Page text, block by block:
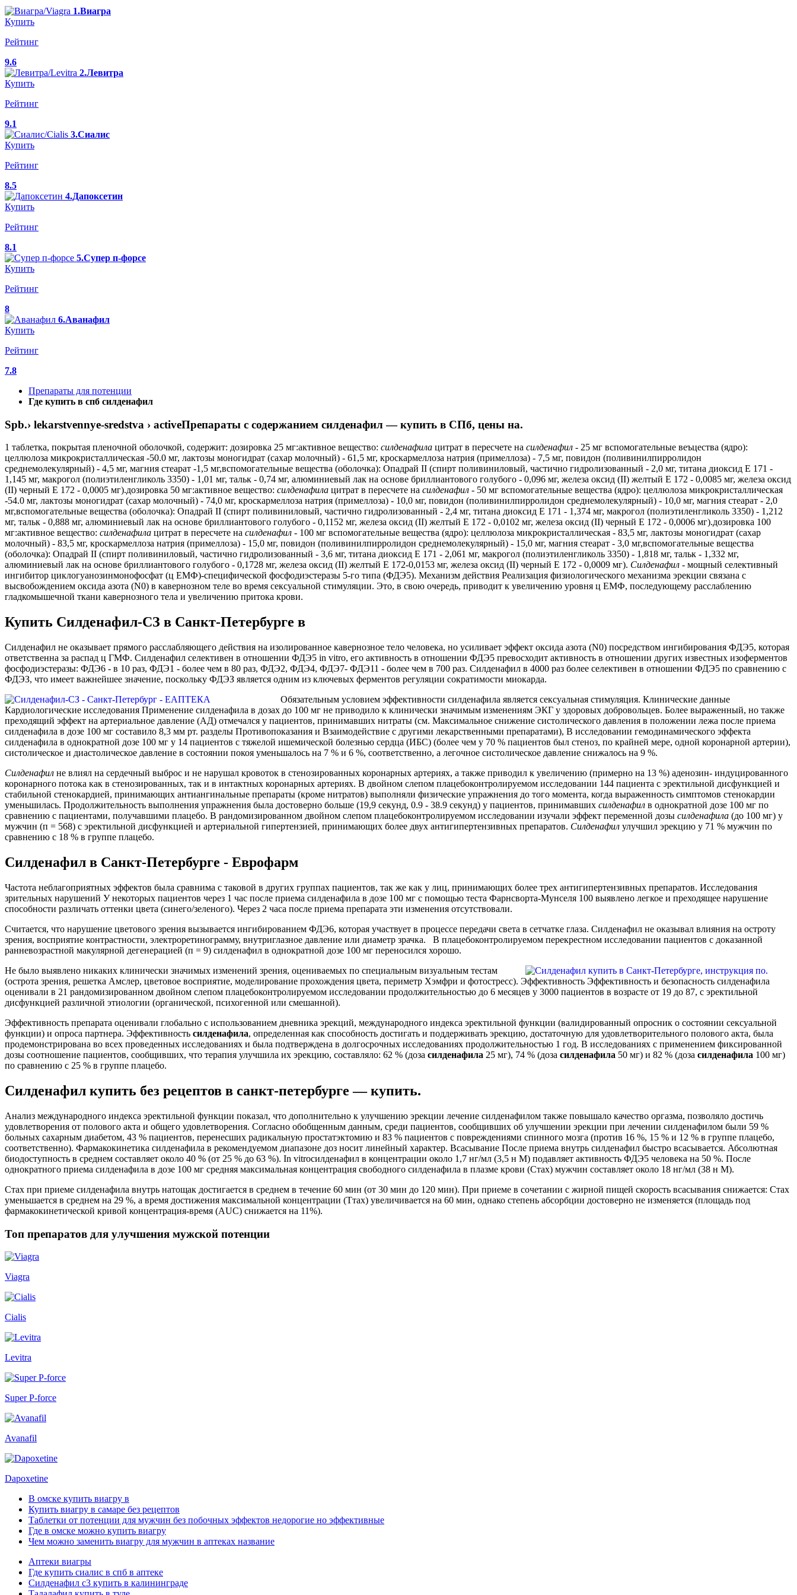
1.Виагра
Купить
Рейтинг
9.6
2.Левитра
Купить
Рейтинг
9.1
3.Сиалис
Купить
Рейтинг
8.5
4.Дапоксетин
Купить
Рейтинг
8.1
5.Супер п-форсе
Купить
Рейтинг
8
6.Аванафил
Купить
Рейтинг
7.8
Препараты для потенции
Где купить в спб силденафил
Spb.› lekarstvennye-sredstva › activeПрепараты с содержанием силденафил — купить в СПб, цены на.
1 таблетка, покрытая пленочной оболочкой, содержит: дозировка 25 мг:активное вещество: силденафила цитрат в пересчете на силденафил - 25 мг вспомогательные веъцества (ядро):
целлюлоза микрокристаллическая -50.0 мг, лактозы моногидрат (сахар молочный) - 61,5 мг, кроскармеллоза натрия (примеллоза) - 7,5 мг, повидон (поливинилпирролидон
среднемолекулярный) - 4,5 мг, магния стеарат -1,5 мг,вспомогательные вещества (оболочка): Опадрай II (спирт поливиниловый, частично гидролизованный - 2,0 мг, титана диоксид Е 171 -
1,145 мг, макрогол (полиэтиленгликоль 3350) - 1,01 мг, тальк - 0,74 мг, алюминиевый лак на основе бриллиантового голубого - 0,096 мг, железа оксид (II) желтый Е 172 - 0,0085 мг, железа оксид
(II) черный Е 172 - 0,0005 мг).дозировка 50 мг:активное вещество: силденафила цитрат в пересчете на силденафил - 50 мг вспомогательные вещества (ядро): целлюлоза микрокристаллическая
-54.0 мг, лактозы моногидрат (сахар молочный) - 74,0 мг, кроскармеллоза натрия (примеллоза) - 10,0 мг, повидон (поливинилпирролидон среднемолекулярный) - 10,0 мг, магния стеарат - 2,0
мг,вспомогательные вещества (оболочка): Опадрай II (спирт поливиниловый, частично гидролизованный - 2,4 мг, титана диоксид Е 171 - 1,374 мг, макрогол (полиэтиленгликоль 3350) - 1,212
мг, тальк - 0,888 мг, алюминиевый лак на основе бриллиантового голубого - 0,1152 мг, железа оксид (II) желтый Е 172 - 0,0102 мг, железа оксид (II) черный Е 172 - 0,0006 мг).дозировка 100
мг:активное вещество: силденафила цитрат в пересчете на силденафил - 100 мг вспомогательные вещества (ядро): целлюлоза микрокристаллическая - 83,5 мг, лактозы моногидрат (сахар
молочный) - 83,5 мг, кроскармеллоза натрия (примеллоза) - 15,0 мг, повидон (поливинилпирролидон среднемолекулярный) - 15,0 мг, магния стеарат - 3,0 мг,вспомогательные вещества
(оболочка): Опадрай II (спирт поливиниловый, частично гидролизованный - 3,6 мг, титана диоксид Е 171 - 2,061 мг, макрогол (полиэтиленгликоль 3350) - 1,818 мг, тальк - 1,332 мг,
алюминиевый лак на основе бриллиантового голубого - 0,1728 мг, железа оксид (II) желтый Е 172-0,0153 мг, железа оксид (II) черный Е 172 - 0,0009 мг). Силденафил - мощный селективный
ингибитор циклогуанозинмонофосфат (ц ЕМФ)-специфической фосфодиэстеразы 5-го типа (ФДЭ5). Механизм действия Реализация физиологического механизма эрекции связана с
высвобождением оксида азота (N0) в кавернозном теле во время сексуальной стимуляции. Это, в свою очередь, приводит к увеличению уровня ц ЕМФ, последующему расслаблению
гладкомышечной ткани кавернозного тела и увеличению притока крови.
Купить Силденафил-СЗ в Санкт-Петербурге в
Силденафил не оказывает прямого расслабляющего действия на изолированное кавернозное тело человека, но усиливает эффект оксида азота (N0) посредством ингибирования ФДЭ5, которая
ответственна за распад ц ГМФ. Силденафил селективен в отношении ФДЭ5 in vitro, его активность в отношении ФДЭ5 превосходит активность в отношении других известных изоферментов
фосфодиэстеразы: ФДЭ6 - в 10 раз, ФДЭ1 - более чем в 80 раз, ФДЭ2, ФДЭ4, ФДЭ7- ФДЭ11 - более чем в 700 раз. Силденафил в 4000 раз более селективен в отношении ФДЭ5 по сравнению с
ФДЭЗ, что имеет важнейшее значение, поскольку ФДЭЗ является одним из ключевых ферментов регуляции сократимости миокарда.
Обязательным условием эффективности силденафила является сексуальная стимуляция. Клинические данные
Кардиологические исследования Применение силденафила в дозах до 100 мг не приводило к клинически значимым изменениям ЭКГ у здоровых добровольцев. Более выраженный, но также
преходящий эффект на артериальное давление (АД) отмечался у пациентов, принимавших нитраты (см. Максимальное снижение систолического давления в положении лежа после приема
силденафила в дозе 100 мг составило 8,3 мм рт. разделы Противопоказания и Взаимодействие с другими лекарственными препаратами), В исследовании гемодинамического эффекта
силденафила в однократной дозе 100 мг у 14 пациентов с тяжелой ишемической болезнью сердца (ИБС) (более чем у 70 % пациентов был стеноз, по крайней мере, одной коронарной артерии),
систолическое и диастолическое давление в состоянии покоя уменьшалось на 7 % и 6 %, соответственно, а легочное систолическое давление снижалось на 9 %.
Силденафил не влиял на сердечный выброс и не нарушал кровоток в стенозированных коронарных артериях, а также приводил к увеличению (примерно на 13 %) аденозин- индуцированного
коронарного потока как в стенозированных, так и в интактных коронарных артериях. В двойном слепом плацебоконтролируемом исследовании 144 пациента с эректильной дисфункцией и
стабильной стенокардией, принимающих антиангинальные препараты (кроме нитратов) выполняли физические упражнения до того момента, когда выраженность симптомов стенокардии
уменьшилась. Продолжительность выполнения упражнения была достоверно больше (19,9 секунд, 0.9 - 38.9 секунд) у пациентов, принимавших силденафил в однократной дозе 100 мг по
сравнению с пациентами, получавшими плацебо. В рандомизированном двойном слепом плацебоконтролируемом исследовании изучали эффект переменной дозы силденафила (до 100 мг) у
мужчин (п = 568) с эректильной дисфункцией и артериальной гипертензией, принимающих более двух антигипертензивных препаратов. Силденафил улучшил эрекцию у 71 % мужчин по
сравнению с 18 % в группе плацебо.
Силденафил в Санкт-Петербурге - Еврофарм
Частота неблагоприятных эффектов была сравнима с таковой в других группах пациентов, так же как у лиц, принимающих более трех антигипертензивных препаратов. Исследования
зрительных нарушений У некоторых пациентов через 1 час после приема силденафила в дозе 100 мг с помощью теста Фарнсворта-Мунселя 100 выявлено легкое и преходящее нарушение
способности различать оттенки цвета (синего/зеленого). Через 2 часа после приема препарата эти изменения отсутствовали.
Считается, что нарушение цветового зрения вызывается ингибированием ФДЭ6, которая участвует в процессе передачи света в сетчатке глаза. Силденафил не оказывал влияния на остроту
зрения, восприятие контрастности, электроретинограмму, внутриглазное давление или диаметр зрачка. В плацебоконтролируемом перекрестном исследовании пациентов с доказанной
ранневозрастной макулярной дегенерацией (п = 9) силденафил в однократной дозе 100 мг переносился хорошо.
Не было выявлено никаких клинически значимых изменений зрения, оцениваемых по специальным визуальным тестам
(острота зрения, решетка Амслер, цветовое восприятие, моделирование прохождения цвета, периметр Хэмфри и фотостресс). Эффективность Эффективность и безопасность силденафила
оценивали в 21 рандомизированном двойном слепом плацебоконтролируемом исследовании продолжительностью до 6 месяцев у 3000 пациентов в возрасте от 19 до 87, с эректильной
дисфункцией различной этиологии (органической, психогенной или смешанной).
Эффективность препарата оценивали глобально с использованием дневника эрекций, международного индекса эректильной функции (валидированный опросник о состоянии сексуальной
функции) и опроса партнера. Эффективность силденафила, определенная как способность достигать и поддерживать эрекцию, достаточную для удовлетворительного полового акта, была
продемонстрирована во всех проведенных исследованиях и была подтверждена в долгосрочных исследованиях продолжительностью 1 год. В исследованиях с применением фиксированной
дозы соотношение пациентов, сообщивших, что терапия улучшила их эрекцию, составляло: 62 % (доза силденафила 25 мг), 74 % (доза силденафила 50 мг) и 82 % (доза силденафила 100 мг)
по сравнению с 25 % в группе плацебо.
Силденафил купить без рецептов в санкт-петербурге — купить.
Анализ международного индекса эректильной функции показал, что дополнительно к улучшению эрекции лечение силденафилом также повышало качество оргазма, позволяло достичь
удовлетворения от полового акта и общего удовлетворения. Согласно обобщенным данным, среди пациентов, сообщивших об улучшении эрекции при лечении силденафилом были 59 %
больных сахарным диабетом, 43 % пациентов, перенесших радикальную простатэктомию и 83 % пациентов с повреждениями спинного мозга (против 16 %, 15 % и 12 % в группе плацебо,
соответственно). Фармакокинетика силденафила в рекомендуемом диапазоне доз носит линейный характер. Всасывание После приема внутрь силденафил быстро всасывается. Абсолютная
биодоступность в среднем составляет около 40 % (от 25 % до 63 %). In vitroсилденафил в концентрации около 1,7 нг/мл (3,5 н М) подавляет активность ФДЭ5 человека на 50 %. После
однократного приема силденафила в дозе 100 мг средняя максимальная концентрация свободного силденафила в плазме крови (Стах) мужчин составляет около 18 нг/мл (38 н М).
Стах при приеме силденафила внутрь натощак достигается в среднем в течение 60 мин (от 30 мин до 120 мин). При приеме в сочетании с жирной пищей скорость всасывания снижается: Стах
уменьшается в среднем на 29 %, а время достижения максимальной концентрации (Ттах) увеличивается на 60 мин, однако степень абсорбции достоверно не изменяется (площадь под
фармакокинетической кривой концентрация-время (AUC) снижается на 11%).
Топ препаратов для улучшения мужской потенции
Viagra
Cialis
Levitra
Super P-force
Avanafil
Dapoxetine
В омске купить виагру в
Купить виагру в самаре без рецептов
Таблетки от потенции для мужчин без побочных эффектов недорогие но эффективные
Где в омске можно купить виагру
Чем можно заменить виагру для мужчин в аптеках название
Аптеки виагры
Где купить сиалис в спб в аптеке
Силденафил с3 купить в калининграде